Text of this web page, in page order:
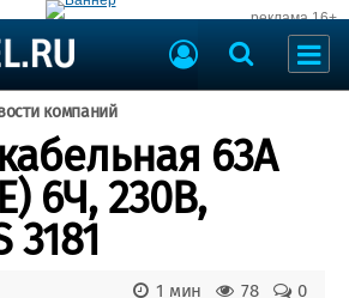
реклама 16+
компаний
63A
6Ч, 230В,
3181
0
78
1 мин